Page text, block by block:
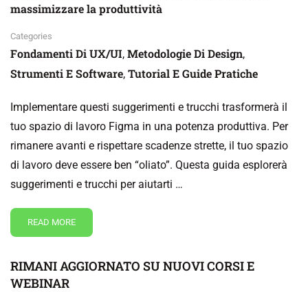
massimizzare la produttività
Categories
Fondamenti Di UX/UI, Metodologie Di Design,
Strumenti E Software, Tutorial E Guide Pratiche
Implementare questi suggerimenti e trucchi trasformerà il
tuo spazio di lavoro Figma in una potenza produttiva. Per
rimanere avanti e rispettare scadenze strette, il tuo spazio
di lavoro deve essere ben “oliato”. Questa guida esplorerà
suggerimenti e trucchi per aiutarti …
READ MORE
RIMANI AGGIORNATO SU NUOVI CORSI E
WEBINAR